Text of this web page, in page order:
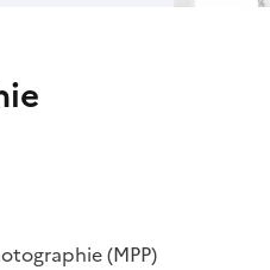
(MPP)